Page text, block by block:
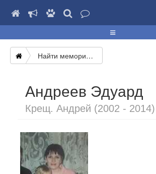
Найти мемориал
Андреев Эдуард
Крещ. Андрей (2002 - 2014)